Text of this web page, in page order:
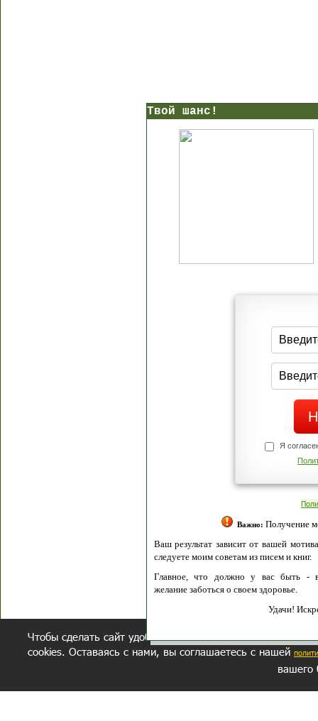
Твой шанс!
Я
Важно:Получение
Ваш результат зависит от вашей
следуете моим советам из писем и книг.
Главное, что должно у вас быть -
желание заботься о своем здоровье.
Удачи!
Чтобы сделать сайт удобнее, осуществляется обработка
cookies. Оставаясь с нами, вы соглашаетесь с нашей
вашего